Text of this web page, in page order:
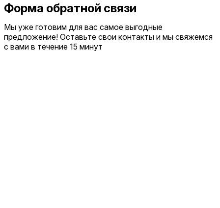
Форма обратной связи
Мы уже готовим для вас самое выгодные
предложение! Оставьте свои контакты и мы свяжемся
с вами в течение 15 минут